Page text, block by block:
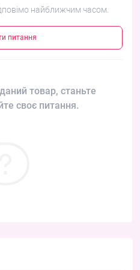
найближчим часом.
питання
товар, станьте
своє питання.